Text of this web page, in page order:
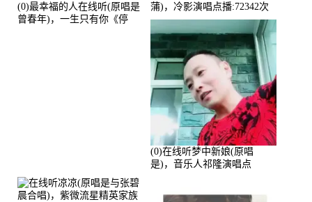
(0)最幸福的人在线听(原唱是
曾春年)，一生只有你《停
蒲)，冷影演唱点播:72342次
(0)在线听梦中新娘(原唱
是)，音乐人祁隆演唱点